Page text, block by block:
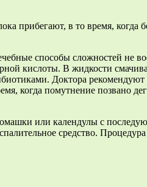
прибегают, в то время, когда
способы сложностей не
кислоты. В жидкости
Доктора рекомендуют
когда помутнение позвано
или календулы с
средство.